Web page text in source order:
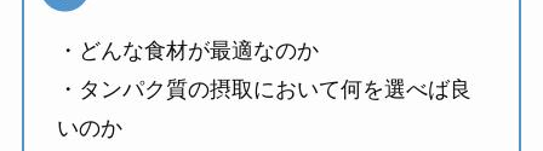
・どんな食材が最適なのか
・タンパク質の摂取において何を選べば良
いのか